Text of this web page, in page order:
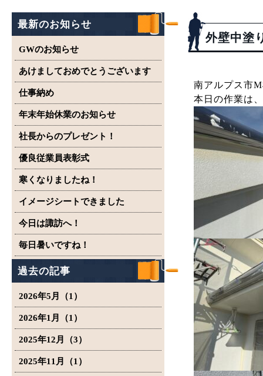
最新のお知らせ
GWのお知らせ
あけましておめでとうございます
仕事納め
年末年始休業のお知らせ
社長からのプレゼント！
優良従業員表彰式
寒くなりましたね！
イメージシートできました
今日は諏訪へ！
毎日暑いですね！
過去の記事
2026年5月（1）
2026年1月（1）
2025年12月（3）
2025年11月（1）
外壁中塗
南アルプス市
本日の作業は